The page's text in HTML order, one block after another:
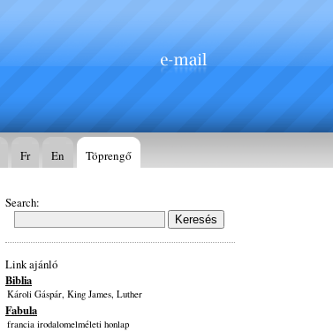
Fr En Töprengő
Search:
Link ajánló
Biblia
Károli Gáspár, King James, Luther
Fabula
francia irodalomelméleti honlap